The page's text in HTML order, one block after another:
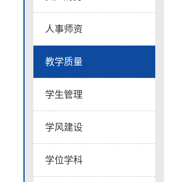
人事师资
教学质量
学生管理
学风建设
学位学科